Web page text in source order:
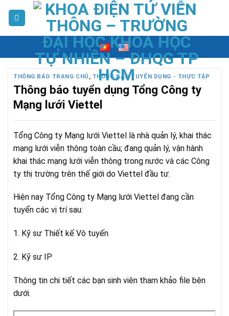
THÔNG BÁO TRANG CHỦ , THÔNG BÁO TUYỂN DỤNG - THỰC TẬP
Thông báo tuyển dụng Tổng Công ty
Mạng lưới Viettel
Tổng Công ty Mạng lưới Viettel là nhà quản lý, khai thác
mạng lưới viễn thông toàn cầu; đang quản lý, vận hành
khai thác mạng lưới viễn thông trong nước và các Công
ty thị trường trên thế giới do Viettel đầu tư.
Hiện nay Tổng Công ty Mạng lưới Viettel đang cần
tuyển các vị trí sau:
1. Kỹ sư Thiết kế Vô tuyến
2. Kỹ sư IP
Thông tin chi tiết các bạn sinh viên tham khảo file bên
dưới.